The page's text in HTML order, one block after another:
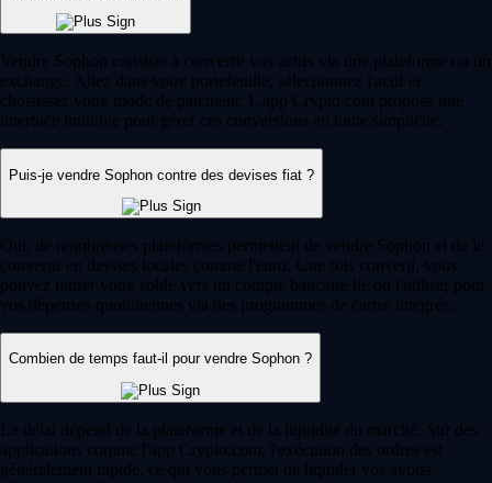
Vendre Sophon consiste à convertir vos actifs via une plateforme ou un
exchange. Allez dans votre portefeuille, sélectionnez l'actif et
choisissez votre mode de paiement. L'app Crypto.com propose une
interface intuitive pour gérer ces conversions en toute simplicité.
Puis-je vendre Sophon contre des devises fiat ?
Oui, de nombreuses plateformes permettent de vendre Sophon et de le
convertir en devises locales comme l'euro. Une fois converti, vous
pouvez retirer votre solde vers un compte bancaire lié ou l'utiliser pour
vos dépenses quotidiennes via des programmes de cartes intégrés.
Combien de temps faut-il pour vendre Sophon ?
Le délai dépend de la plateforme et de la liquidité du marché. Sur des
applications comme l'app Crypto.com, l'exécution des ordres est
généralement rapide, ce qui vous permet de liquider vos avoirs